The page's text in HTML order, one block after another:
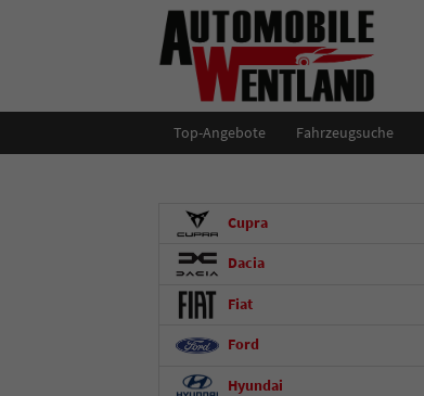
Top-Angebote Fahrzeugsuche
Cupra
Dacia
Fiat
Ford
Hyundai